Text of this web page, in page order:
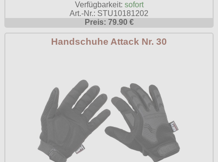
Verfügbarkeit: sofort
Art.-Nr.: STU10181202
Preis: 79.90 €
Handschuhe Attack Nr. 30